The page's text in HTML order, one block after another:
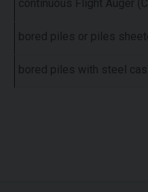
continuous Flight Auger
bored piles or piles
bored piles with steel